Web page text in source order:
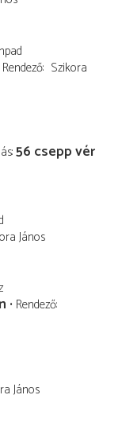
Rendező Szikora
56 csepp vér
János
Rendező
János